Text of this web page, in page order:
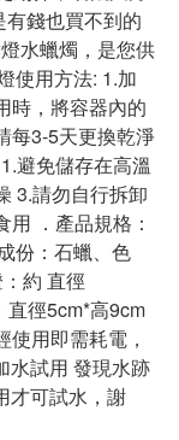
錢也買不到的
水蠟燭，是您供
使用方法: 1.加
時，將容器內的
每3-5天更換乾淨
避免儲存在高溫
3.請勿自行拆卸
．產品規格：
份：石蠟、色
約 直徑
直徑5cm*高9cm
使用即需耗電，
水試用 發現水跡
才可試水，謝